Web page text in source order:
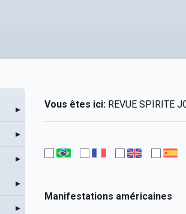
▸
▸
▸
▸
▸
Vous êtes ici:REVUE SPIRITE
Manifestations américaines